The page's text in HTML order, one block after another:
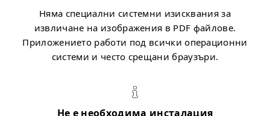
Няма специални системни изисквания за
извличане на изображения в PDF файлове.
Приложението работи под всички операционни
системи и често срещани браузъри.
Не е необходима инсталация